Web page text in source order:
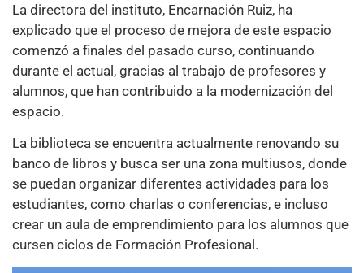
La directora del instituto, Encarnación Ruiz, ha
explicado que el proceso de mejora de este espacio
comenzó a finales del pasado curso, continuando
durante el actual, gracias al trabajo de profesores y
alumnos, que han contribuido a la modernización del
espacio.
La biblioteca se encuentra actualmente renovando su
banco de libros y busca ser una zona multiusos, donde
se puedan organizar diferentes actividades para los
estudiantes, como charlas o conferencias, e incluso
crear un aula de emprendimiento para los alumnos que
cursen ciclos de Formación Profesional.